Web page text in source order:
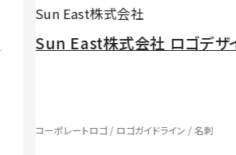
Sun East株式会社
Sun East株式会社 ️ロゴデザ
コーポレートロゴ / ロゴガイドライン / 名刺